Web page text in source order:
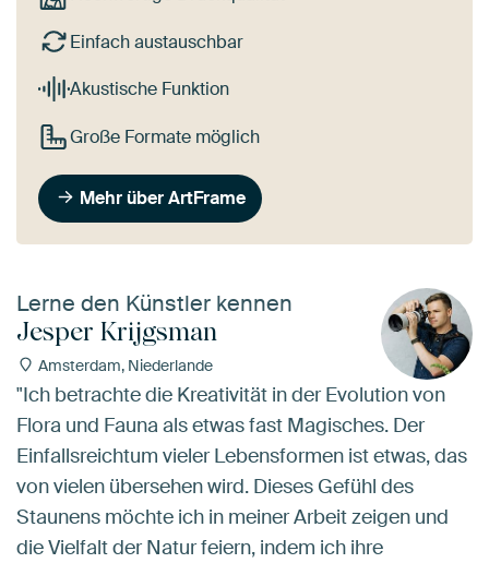
Einfach austauschbar
Akustische Funktion
Große Formate möglich
Mehr über ArtFrame
Lerne den Künstler kennen
Jesper Krijgsman
Amsterdam, Niederlande
"Ich betrachte die Kreativität in der Evolution von
Flora und Fauna als etwas fast Magisches. Der
Einfallsreichtum vieler Lebensformen ist etwas, das
von vielen übersehen wird. Dieses Gefühl des
Staunens möchte ich in meiner Arbeit zeigen und
die Vielfalt der Natur feiern, indem ich ihre